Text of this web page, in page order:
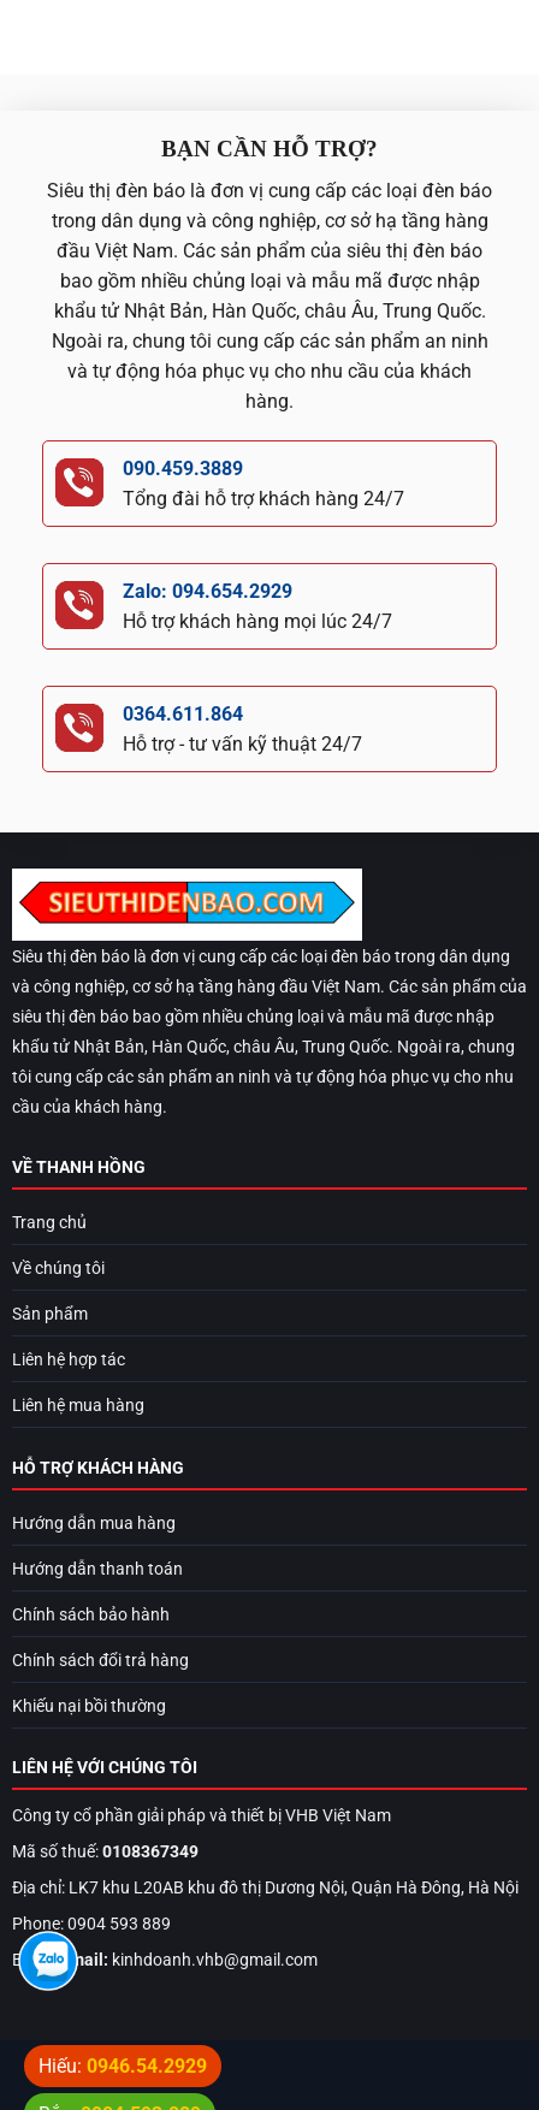
BẠN CẦN HỖ TRỢ?
Siêu thị đèn báo là đơn vị cung cấp các loại đèn báo
trong dân dụng và công nghiệp, cơ sở hạ tầng hàng
đầu Việt Nam. Các sản phẩm của siêu thị đèn báo
bao gồm nhiều chủng loại và mẫu mã được nhập
khẩu tử Nhật Bản, Hàn Quốc, châu Âu, Trung Quốc.
Ngoài ra, chung tôi cung cấp các sản phẩm an ninh
và tự động hóa phục vụ cho nhu cầu của khách
hàng.
090.459.3889
Tổng đài hỗ trợ khách hàng 24/7
Zalo: 094.654.2929
Hỗ trợ khách hàng mọi lúc 24/7
0364.611.864
Hỗ trợ - tư vấn kỹ thuật 24/7
Siêu thị đèn báo là đơn vị cung cấp các loại đèn báo trong dân dụng
và công nghiệp, cơ sở hạ tầng hàng đầu Việt Nam. Các sản phẩm của
siêu thị đèn báo bao gồm nhiều chủng loại và mẫu mã được nhập
khẩu tử Nhật Bản, Hàn Quốc, châu Âu, Trung Quốc. Ngoài ra, chung
tôi cung cấp các sản phẩm an ninh và tự động hóa phục vụ cho nhu
cầu của khách hàng.
VỀ THANH HỒNG
Trang chủ
Về chúng tôi
Sản phẩm
Liên hệ hợp tác
Liên hệ mua hàng
HỖ TRỢ KHÁCH HÀNG
Hướng dẫn mua hàng
Hướng dẫn thanh toán
Chính sách bảo hành
Chính sách đổi trả hàng
Khiếu nại bồi thường
LIÊN HỆ VỚI CHÚNG TÔI
Công ty cổ phần giải pháp và thiết bị VHB Việt Nam
Mã số thuế:0108367349
Địa chỉ: LK7 khu L20AB khu đô thị Dương Nội, Quận Hà Đông, Hà Nội
Phone: 0904 593 889
Email:Email: kinhdoanh.vhb@gmail.com
Hiếu: 0946.54.2929